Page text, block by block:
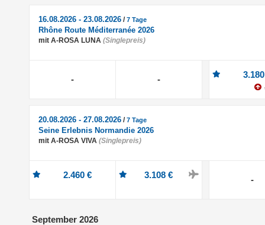
16.08.2026 - 23.08.2026 /7 Tage
Rhône Route Méditerranée 2026
mit A-ROSA LUNA (Singlepreis)
- -
20.08.2026 - 27.08.2026 /7 Tage
Seine Erlebnis Normandie 2026
mit A-ROSA VIVA (Singlepreis)
2.460 € 3.108 € -
September 2026